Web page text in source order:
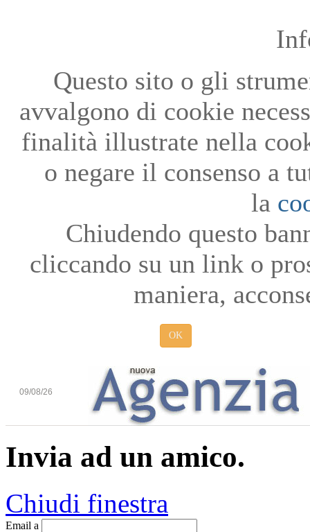
Questo sito o gli
avvalgono di cookie
finalità illustrate nella
o negare il consenso a
la
Chiudendo questo
cliccando su un link o
maniera,
OK
09/08/26
Invia ad un amico.
Chiudi finestra
Email a